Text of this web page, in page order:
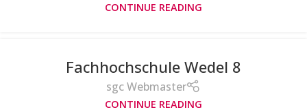
CONTINUE READING
Fachhochschule Wedel 8
sgc Webmaster
CONTINUE READING